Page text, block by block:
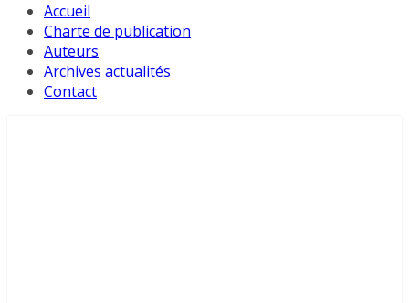
Accueil
Charte de publication
Auteurs
Archives actualités
Contact